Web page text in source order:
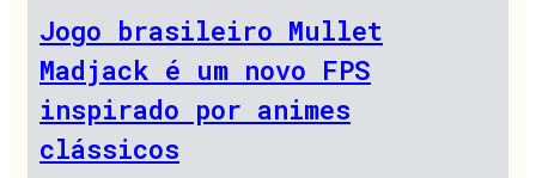
Jogo brasileiro Mullet
Madjack é um novo FPS
inspirado por animes
clássicos